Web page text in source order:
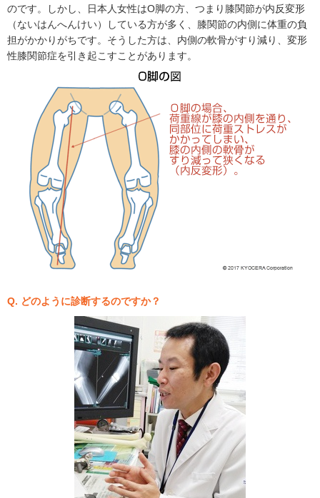
のです。しかし、日本人女性はO脚の方、つまり膝関節が内反変形
（ないはんへんけい）している方が多く、膝関節の内側に体重の負
担がかかりがちです。そうした方は、内側の軟骨がすり減り、変形
性膝関節症を引き起こすことがあります。
Q. どのように診断するのですか？